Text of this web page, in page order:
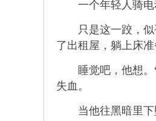
一个年轻人骑电动
只是这一跤，似乎
了出租屋，躺上床准
睡觉吧，他想。“
失血。
当他往黑暗里下坠